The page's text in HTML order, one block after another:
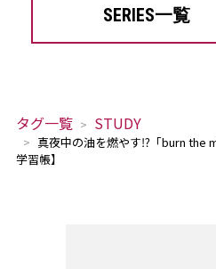
SERIES一覧
タグ一覧 STUDY
真夜中の油を燃やす⁉「burn the
学習帳】